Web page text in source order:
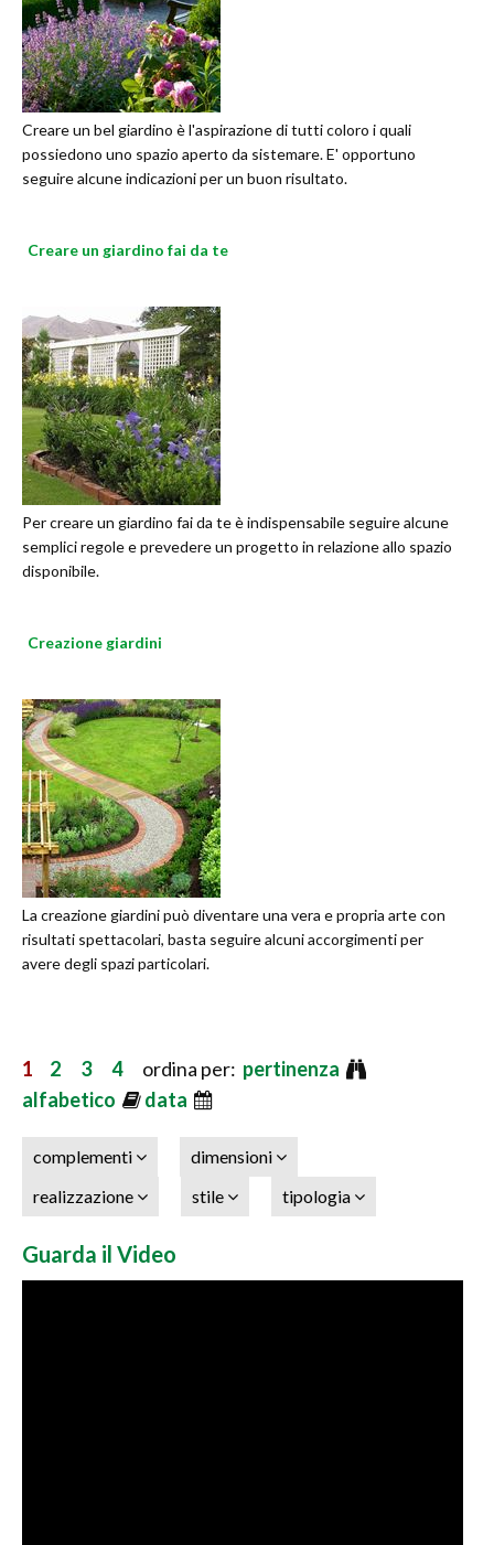
Creare un bel giardino è l'aspirazione di tutti coloro i quali
possiedono uno spazio aperto da sistemare. E' opportuno
seguire alcune indicazioni per un buon risultato.
Creare un giardino fai da te
Per creare un giardino fai da te è indispensabile seguire alcune
semplici regole e prevedere un progetto in relazione allo spazio
disponibile.
Creazione giardini
La creazione giardini può diventare una vera e propria arte con
risultati spettacolari, basta seguire alcuni accorgimenti per
avere degli spazi particolari.
1 2 3 4ordina per: pertinenza
alfabetico
data
complementi
dimensioni
realizzazione
stile tipologia
Guarda il Video